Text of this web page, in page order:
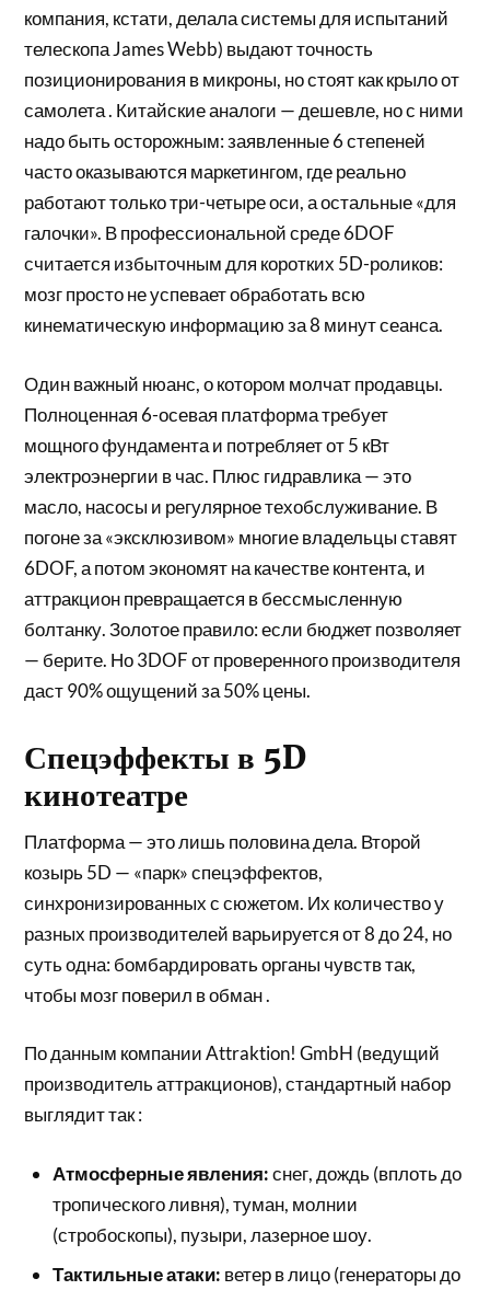
компания, кстати, делала системы для испытаний
телескопа James Webb) выдают точность
позиционирования в микроны, но стоят как крыло от
самолета . Китайские аналоги — дешевле, но с ними
надо быть осторожным: заявленные 6 степеней
часто оказываются маркетингом, где реально
работают только три-четыре оси, а остальные «для
галочки». В профессиональной среде 6DOF
считается избыточным для коротких 5D-роликов:
мозг просто не успевает обработать всю
кинематическую информацию за 8 минут сеанса.
Один важный нюанс, о котором молчат продавцы.
Полноценная 6-осевая платформа требует
мощного фундамента и потребляет от 5 кВт
электроэнергии в час. Плюс гидравлика — это
масло, насосы и регулярное техобслуживание. В
погоне за «эксклюзивом» многие владельцы ставят
6DOF, а потом экономят на качестве контента, и
аттракцион превращается в бессмысленную
болтанку. Золотое правило: если бюджет позволяет
— берите. Но 3DOF от проверенного производителя
даст 90% ощущений за 50% цены.
Спецэффекты в 5D
кинотеатре
Платформа — это лишь половина дела. Второй
козырь 5D — «парк» спецэффектов,
синхронизированных с сюжетом. Их количество у
разных производителей варьируется от 8 до 24, но
суть одна: бомбардировать органы чувств так,
чтобы мозг поверил в обман .
По данным компании Attraktion! GmbH (ведущий
производитель аттракционов), стандартный набор
выглядит так :
Атмосферные явления:снег, дождь (вплоть до
тропического ливня), туман, молнии
(стробоскопы), пузыри, лазерное шоу.
Тактильные атаки: ветер в лицо (генераторы до